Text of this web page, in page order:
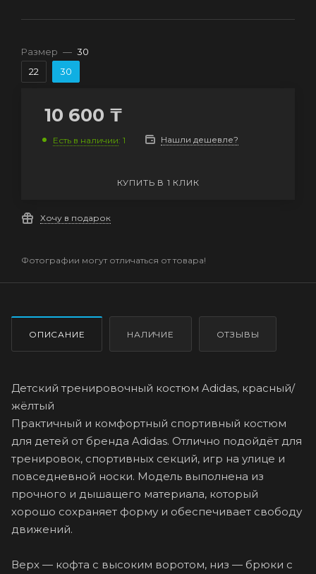
Размер — 30
22
30
10 600 ₸
Есть в наличии: 1 Нашли дешевле?
КУПИТЬ В 1 КЛИК
Хочу в подарок
Фотографии могут отличаться от товара!
ОПИСАНИЕ НАЛИЧИЕ ОТЗЫВЫ
Детский тренировочный костюм Adidas, красный/
жёлтый
Практичный и комфортный спортивный костюм
для детей от бренда Adidas. Отлично подойдёт для
тренировок, спортивных секций, игр на улице и
повседневной носки. Модель выполнена из
прочного и дышащего материала, который
хорошо сохраняет форму и обеспечивает свободу
движений.
Верх — кофта с высоким воротом, низ — брюки с